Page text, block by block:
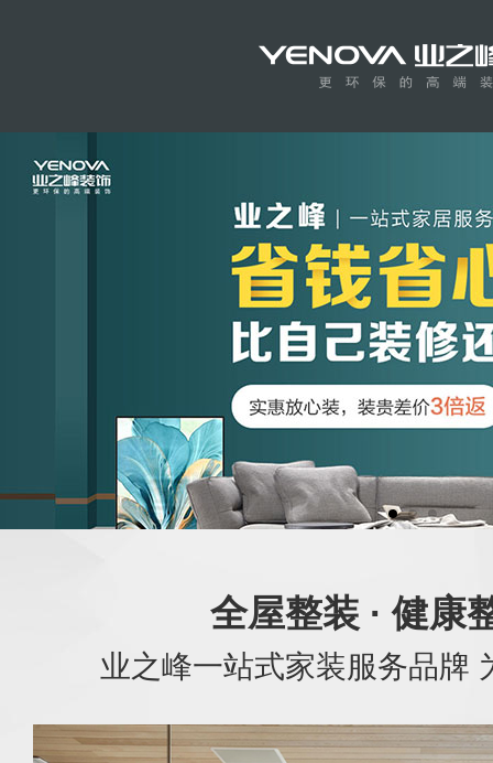
全屋整装 · 健康
业之峰一站式家装服务品牌